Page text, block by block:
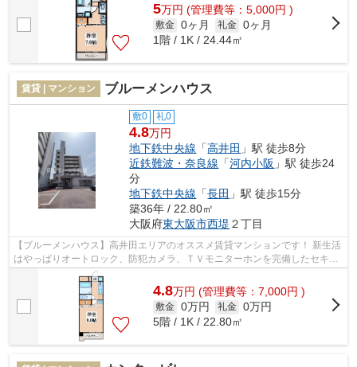
5万円 (管理費等：5,000円 )
敷金 0ヶ月 礼金 0ヶ月
1階 / 1K / 24.44㎡
賃貸 | マンション ブルーメンハウス
敷0 礼0
4.8万円
地下鉄中央線 「高井田 」駅 徒歩8分
近鉄難波・奈良線 「河内小阪 」駅 徒歩24
分
地下鉄中央線 「長田 」駅 徒歩15分
築36年 / 22.80㎡
大阪府東大阪市西堤 ２丁目
【ブルーメンハウス】高井田エリアのオススメ賃貸マンションです！ 新生活
はやっぱりオートロック、防犯カメラ、ＴＶモニターホンを完備したセキュ
リティの高いレディースマンション...
4.8万円 (管理費等：7,000円 )
敷金 0万円 礼金 0万円
5階 / 1K / 22.80㎡